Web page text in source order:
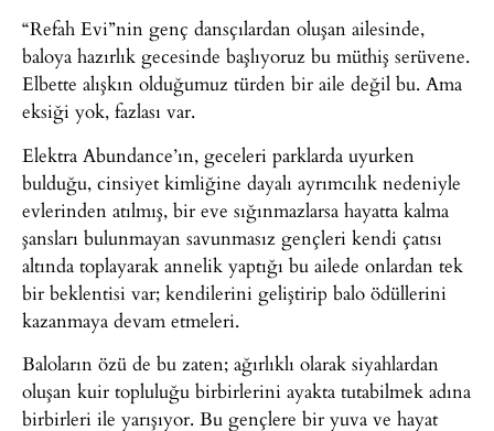
“Refah Evi”nin genç dansçılardan oluşan ailesinde,
baloya hazırlık gecesinde başlıyoruz bu müthiş serüvene.
Elbette alışkın olduğumuz türden bir aile değil bu. Ama
eksiği yok, fazlası var.
Elektra Abundance’ın, geceleri parklarda uyurken
bulduğu, cinsiyet kimliğine dayalı ayrımcılık nedeniyle
evlerinden atılmış, bir eve sığınmazlarsa hayatta kalma
şansları bulunmayan savunmasız gençleri kendi çatısı
altında toplayarak annelik yaptığı bu ailede onlardan tek
bir beklentisi var; kendilerini geliştirip balo ödüllerini
kazanmaya devam etmeleri.
Baloların özü de bu zaten; ağırlıklı olarak siyahlardan
oluşan kuir topluluğu birbirlerini ayakta tutabilmek adına
birbirleri ile yarışıyor. Bu gençlere bir yuva ve hayat